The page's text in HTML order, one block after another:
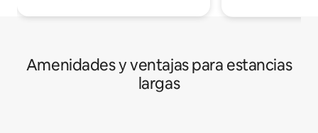
Amenidades y ventajas para estancias
largas